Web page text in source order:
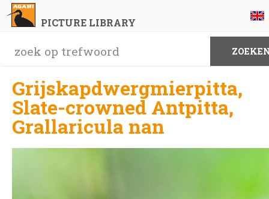
PICTURE LIBRARY
Grijskapdwergmierpitta,
Slate-crowned Antpitta,
Grallaricula nan